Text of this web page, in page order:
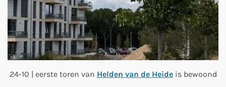
24-10 | eerste toren van Helden van de Heideis bewoond